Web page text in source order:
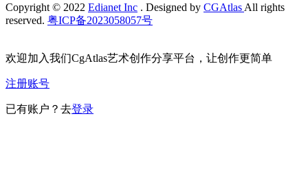
Copyright © 2022 Edianet Inc . Designed by CGAtlas All rights
reserved. 粤ICP备2023058057号
欢迎加入我们CgAtlas艺术创作分享平台，让创作更简单
注册账号
已有账户？去登录